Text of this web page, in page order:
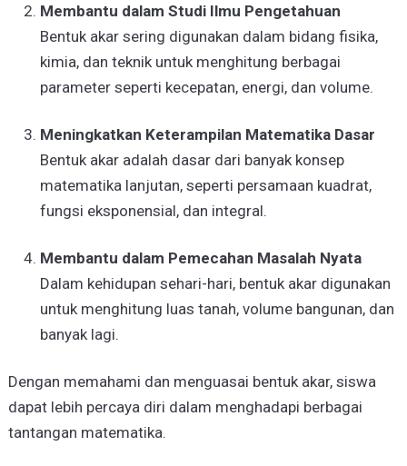
Membantu dalam Studi Ilmu Pengetahuan
Bentuk akar sering digunakan dalam bidang fisika,
kimia, dan teknik untuk menghitung berbagai
parameter seperti kecepatan, energi, dan volume.
Meningkatkan Keterampilan Matematika Dasar
Bentuk akar adalah dasar dari banyak konsep
matematika lanjutan, seperti persamaan kuadrat,
fungsi eksponensial, dan integral.
Membantu dalam Pemecahan Masalah Nyata
Dalam kehidupan sehari-hari, bentuk akar digunakan
untuk menghitung luas tanah, volume bangunan, dan
banyak lagi.
Dengan memahami dan menguasai bentuk akar, siswa
dapat lebih percaya diri dalam menghadapi berbagai
tantangan matematika.